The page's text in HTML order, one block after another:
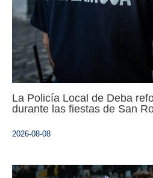
La Policía Local de Deba
durante las fiestas de San
2026-08-08